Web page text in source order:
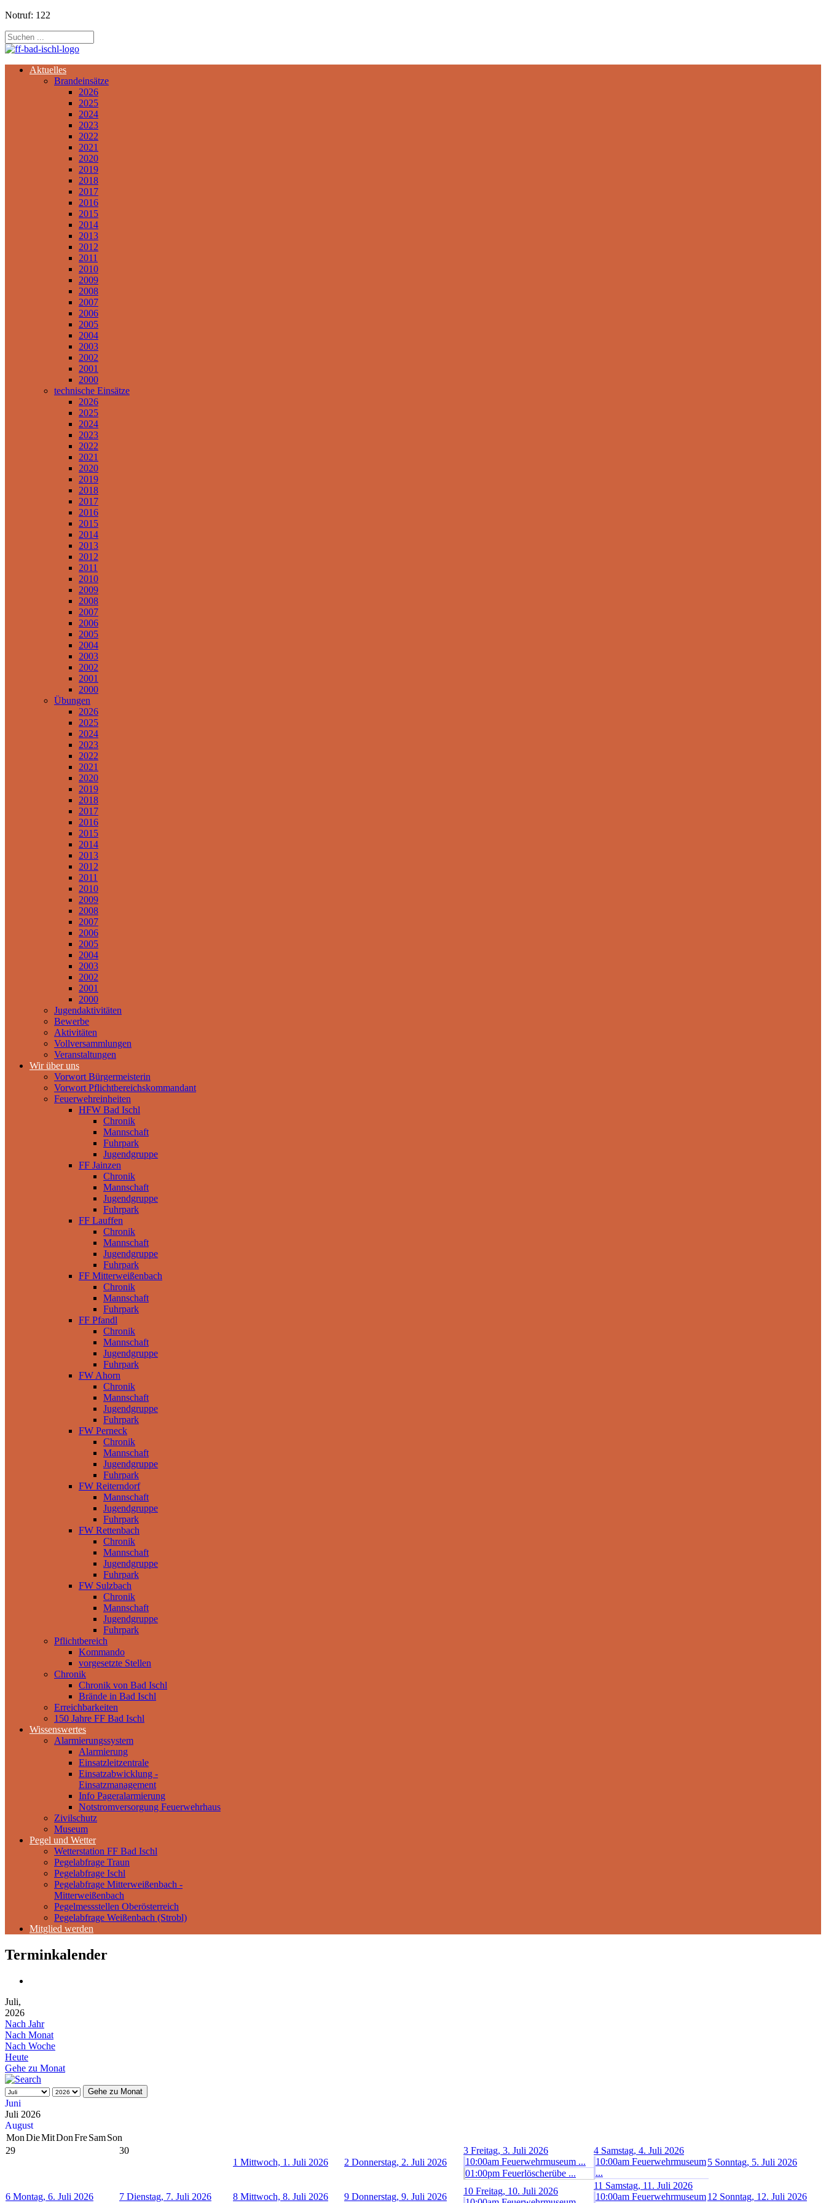
Notruf: 122
Aktuelles
Brandeinsätze
2026
2025
2024
2023
2022
2021
2020
2019
2018
2017
2016
2015
2014
2013
2012
2011
2010
2009
2008
2007
2006
2005
2004
2003
2002
2001
2000
technische Einsätze
2026
2025
2024
2023
2022
2021
2020
2019
2018
2017
2016
2015
2014
2013
2012
2011
2010
2009
2008
2007
2006
2005
2004
2003
2002
2001
2000
Übungen
2026
2025
2024
2023
2022
2021
2020
2019
2018
2017
2016
2015
2014
2013
2012
2011
2010
2009
2008
2007
2006
2005
2004
2003
2002
2001
2000
Jugendaktivitäten
Bewerbe
Aktivitäten
Vollversammlungen
Veranstaltungen
Wir über uns
Vorwort Bürgermeisterin
Vorwort Pflichtbereichskommandant
Feuerwehreinheiten
HFW Bad Ischl
Chronik
Mannschaft
Fuhrpark
Jugendgruppe
FF Jainzen
Chronik
Mannschaft
Jugendgruppe
Fuhrpark
FF Lauffen
Chronik
Mannschaft
Jugendgruppe
Fuhrpark
FF Mitterweißenbach
Chronik
Mannschaft
Fuhrpark
FF Pfandl
Chronik
Mannschaft
Jugendgruppe
Fuhrpark
FW Ahorn
Chronik
Mannschaft
Jugendgruppe
Fuhrpark
FW Perneck
Chronik
Mannschaft
Jugendgruppe
Fuhrpark
FW Reiterndorf
Mannschaft
Jugendgruppe
Fuhrpark
FW Rettenbach
Chronik
Mannschaft
Jugendgruppe
Fuhrpark
FW Sulzbach
Chronik
Mannschaft
Jugendgruppe
Fuhrpark
Pflichtbereich
Kommando
vorgesetzte Stellen
Chronik
Chronik von Bad Ischl
Brände in Bad Ischl
Erreichbarkeiten
150 Jahre FF Bad Ischl
Wissenswertes
Alarmierungssystem
Alarmierung
Einsatzleitzentrale
Einsatzabwicklung -
Einsatzmanagement
Info Pageralarmierung
Notstromversorgung Feuerwehrhaus
Zivilschutz
Museum
Pegel und Wetter
Wetterstation FF Bad Ischl
Pegelabfrage Traun
Pegelabfrage Ischl
Pegelabfrage Mitterweißenbach -
Mitterweißenbach
Pegelmessstellen Oberösterreich
Pegelabfrage Weißenbach (Strobl)
Mitglied werden
Terminkalender
Juli,
2026
Nach Jahr
Nach Monat
Nach Woche
Heute
Gehe zu Monat
Gehe zu Monat
Juni
Juli 2026
August
MonDieMitDonFreSamSon
29
30
1 Mittwoch, 1. Juli 2026 2 Donnerstag, 2. Juli 2026
3 Freitag, 3. Juli 2026
10:00am Feuerwehrmuseum ...
01:00pm Feuerlöscherübe ...
4 Samstag, 4. Juli 2026
10:00am Feuerwehrmuseum
...
5 Sonntag, 5. Juli 2026
6 Montag, 6. Juli 2026 7 Dienstag, 7. Juli 2026 8 Mittwoch, 8. Juli 2026 9 Donnerstag, 9. Juli 2026
10 Freitag, 10. Juli 2026
11 Samstag, 11. Juli 2026
10:00am Feuerwehrmuseum12 Sonntag, 12. Juli 2026